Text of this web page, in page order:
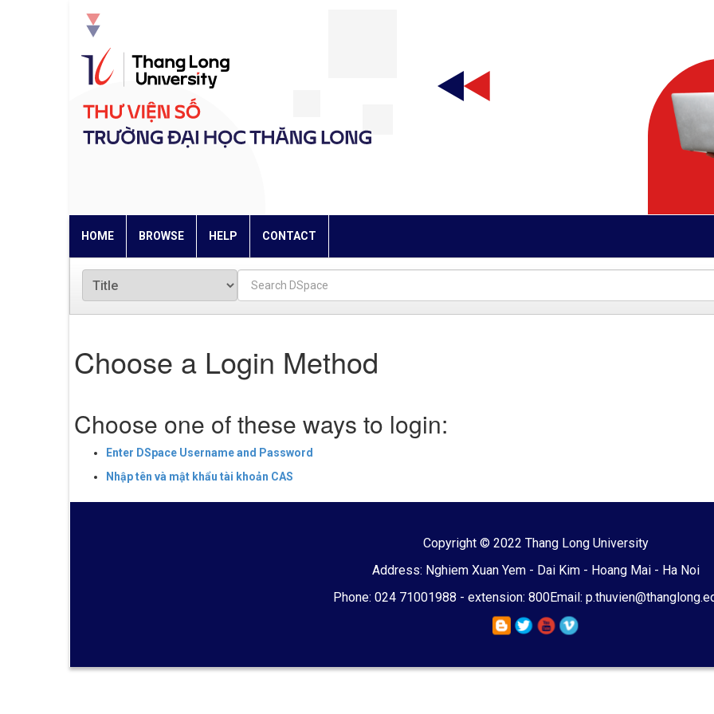
HOME BROWSE HELP CONTACT
Choose a Login Method
Choose one of these ways to login:
Enter DSpace Username and Password
Nhập tên và mật khẩu tài khoản CAS
Copyright © 2022 Thang Long University
Address: Nghiem Xuan Yem - Dai Kim - Hoang Mai - Ha Noi
Phone: 024 71001988 - extension: 800Email: